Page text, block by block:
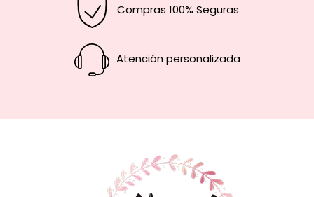
Compras 100% Seguras
Atención personalizada